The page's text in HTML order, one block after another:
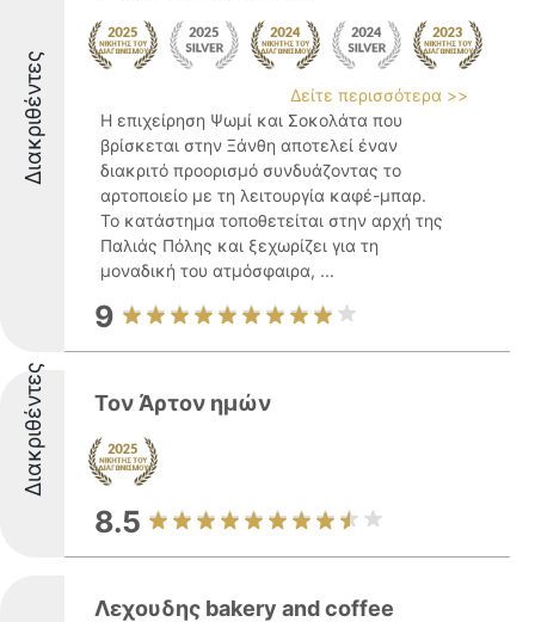
Διακριθέντες
Δείτε περισσότερα >>
Η επιχείρηση Ψωμί και Σοκολάτα που
βρίσκεται στην Ξάνθη αποτελεί έναν
διακριτό προορισμό συνδυάζοντας το
αρτοποιείο με τη λειτουργία καφέ-μπαρ.
Το κατάστημα τοποθετείται στην αρχή της
Παλιάς Πόλης και ξεχωρίζει για τη
μοναδική του ατμόσφαιρα, ...
9
Διακριθέντες Τον Άρτον ημών
8.5
Λεχουδης bakery and coffee